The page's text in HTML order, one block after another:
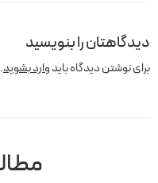
دیدگاهتان را بنویسید
برای نوشتن دیدگاه بایدوارد بشوید.